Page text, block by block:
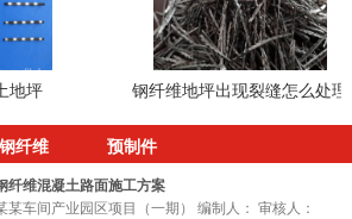
坪 钢纤维地坪出现裂缝怎么处理
纤维 预制件
纤维混凝土路面施工方案
某车间产业园区项目（一期） 编制人： 审核人：